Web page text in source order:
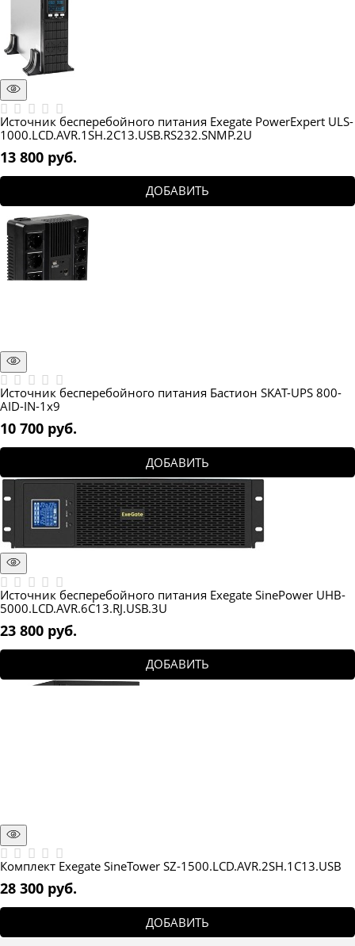
Источник бесперебойного питания Exegate PowerExpert ULS-
1000.LCD.AVR.1SH.2C13.USB.RS232.SNMP.2U
13 800 руб.
ДОБАВИТЬ
Источник бесперебойного питания Бастион SKAT-UPS 800-
AID-IN-1x9
10 700 руб.
ДОБАВИТЬ
Источник бесперебойного питания Exegate SinePower UHB-
5000.LCD.AVR.6C13.RJ.USB.3U
23 800 руб.
ДОБАВИТЬ
Комплект Exegate SineTower SZ-1500.LCD.AVR.2SH.1C13.USB
28 300 руб.
ДОБАВИТЬ